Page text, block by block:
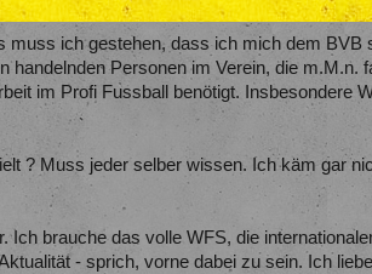
muss ich gestehen, dass ich mich dem
handelnden Personen im Verein, die
im Profi Fussball benötigt. Insbesondere
? Muss jeder selber wissen. Ich käm gar
Ich brauche das volle WFS, die
- sprich, vorne dabei zu sein. Ich